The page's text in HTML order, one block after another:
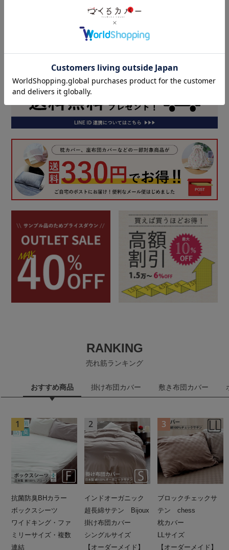
RANKING
売れ筋ランキング
おすすめ商品 掛け布団カバー 敷き布団カバー
抗菌防臭BHカラー
ボックスシーツ
ワイドキング・ファ
ミリーサイズ・複数
連結
インドオーガニック
超長綿サテン Bijoux
掛け布団カバー
シングルサイズ
【オーダーメイド】
ブロックチェックサ
テン chess
枕カバー
LLサイズ
【オーダーメイド】